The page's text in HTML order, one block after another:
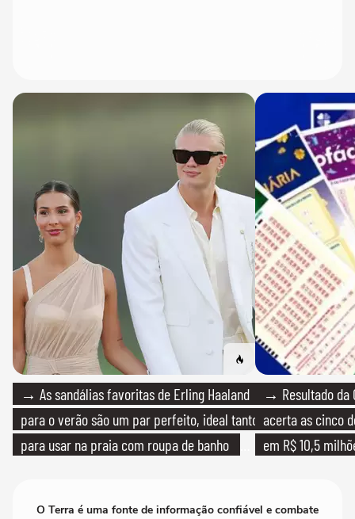
→ As sandálias favoritas de Erling Haaland
para o verão são um par perfeito, ideal tanto
para usar na praia com roupa de banho
→ Resultado da
acerta as cinco
em R$ 10,5
O Terra é uma fonte de informação confiável e combate